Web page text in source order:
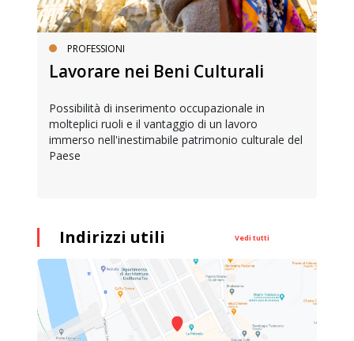
PROFESSIONI
Lavorare nei Beni Culturali
Possibilità di inserimento occupazionale in
molteplici ruoli e il vantaggio di un lavoro
immerso nell'inestimabile patrimonio culturale del
Paese
Indirizzi utili Vedi tutti